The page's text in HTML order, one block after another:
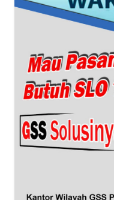
KARIR
Wahana
Regional
WN
SUMUT